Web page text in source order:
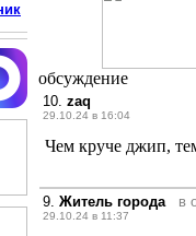
обсуждение
10. zaq
29.10.24 в 16:04
Чем круче джип,
9. Житель города в
29.10.24 в 11:37